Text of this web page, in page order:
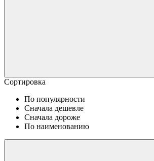
Сортировка
По популярности
Сначала дешевле
Сначала дороже
По наименованию